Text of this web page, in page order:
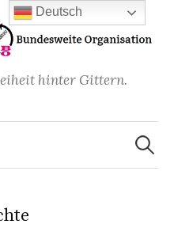
hinter Gittern.
Suchen
nach:
Deutsch